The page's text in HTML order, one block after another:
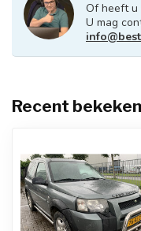
Of heeft u
U mag
Recent bekeken